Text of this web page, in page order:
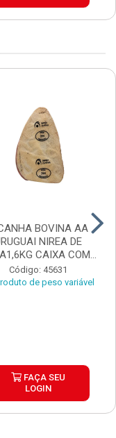
BOVINA AA
NIREA DE
CAIXA COM
±15KG
Código: 45631
de peso variável
FAÇA SEU
LOGIN